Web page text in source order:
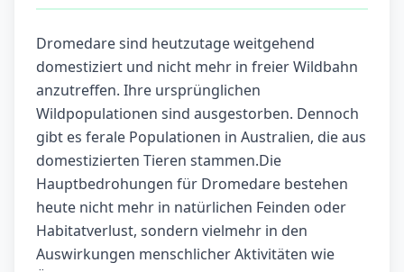
Dromedare sind heutzutage weitgehend
domestiziert und nicht mehr in freier Wildbahn
anzutreffen. Ihre ursprünglichen
Wildpopulationen sind ausgestorben. Dennoch
gibt es ferale Populationen in Australien, die aus
domestizierten Tieren stammen.Die
Hauptbedrohungen für Dromedare bestehen
heute nicht mehr in natürlichen Feinden oder
Habitatverlust, sondern vielmehr in den
Auswirkungen menschlicher Aktivitäten wie